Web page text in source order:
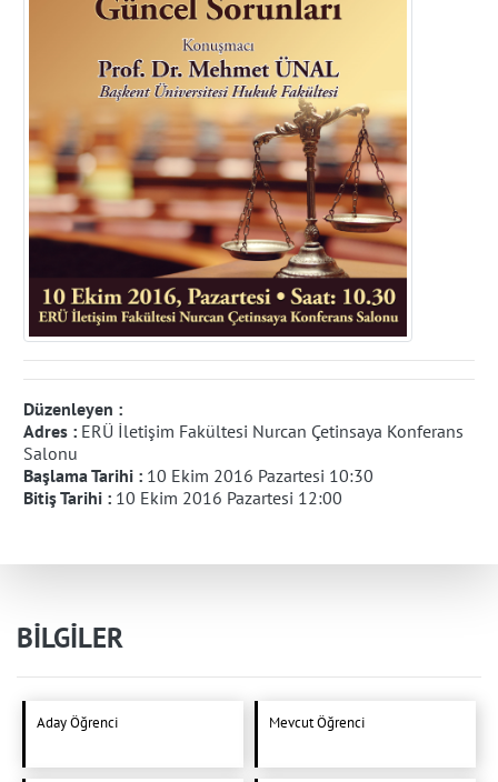
Düzenleyen :
Adres : ERÜ İletişim Fakültesi Nurcan Çetinsaya Konferans
Salonu
Başlama Tarihi : 10 Ekim 2016 Pazartesi 10:30
Bitiş Tarihi : 10 Ekim 2016 Pazartesi 12:00
BİLGİLER
Aday Öğrenci Mevcut Öğrenci